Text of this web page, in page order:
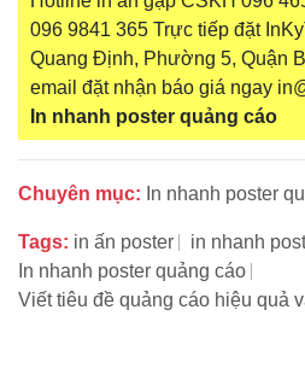
096 9841 365 Trực tiếp đặt
Quang Định, Phường 5, Quận
email đặt nhận báo giá ngay
In nhanh poster quảng cáo
Chuyên mục: In nhanh poster
Tags: in ấn poster
in nhanh
In nhanh poster quảng cáo
Viết tiêu đề quảng cáo hiệu quả